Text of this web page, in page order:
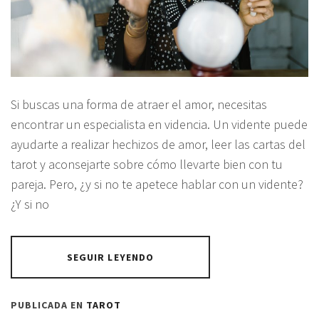
Si buscas una forma de atraer el amor, necesitas
encontrar un especialista en videncia. Un vidente puede
ayudarte a realizar hechizos de amor, leer las cartas del
tarot y aconsejarte sobre cómo llevarte bien con tu
pareja. Pero, ¿y si no te apetece hablar con un vidente?
¿Y si no
SEGUIR LEYENDO
PUBLICADA EN TAROT